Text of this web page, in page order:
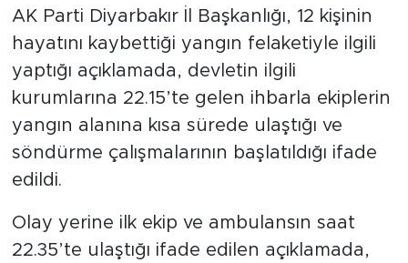
AK Parti Diyarbakır İl Başkanlığı, 12 kişinin
hayatını kaybettiği yangın felaketiyle ilgili
yaptığı açıklamada, devletin ilgili
kurumlarına 22.15’te gelen ihbarla ekiplerin
yangın alanına kısa sürede ulaştığı ve
söndürme çalışmalarının başlatıldığı ifade
edildi.
Olay yerine ilk ekip ve ambulansın saat
22.35’te ulaştığı ifade edilen açıklamada,